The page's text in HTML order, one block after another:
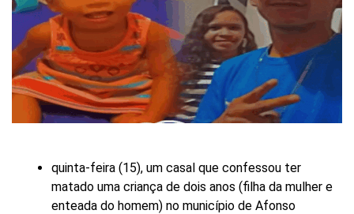
quinta-feira (15), um casal que confessou ter
matado uma criança de dois anos (filha da mulher e
enteada do homem) no município de Afonso